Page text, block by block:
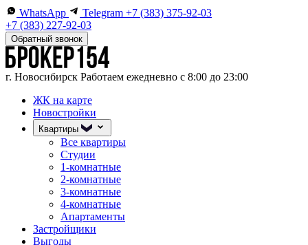
WhatsApp Telegram +7 (383) 375-92-03
+7 (383) 227-92-03
Обратный звонок
г. Новосибирск Работаем ежедневно с 8:00 до 23:00
ЖК на карте
Новостройки
Квартиры
Все квартиры
Студии
1-комнатные
2-комнатные
3-комнатные
4-комнатные
Апартаменты
Застройщики
Выгоды